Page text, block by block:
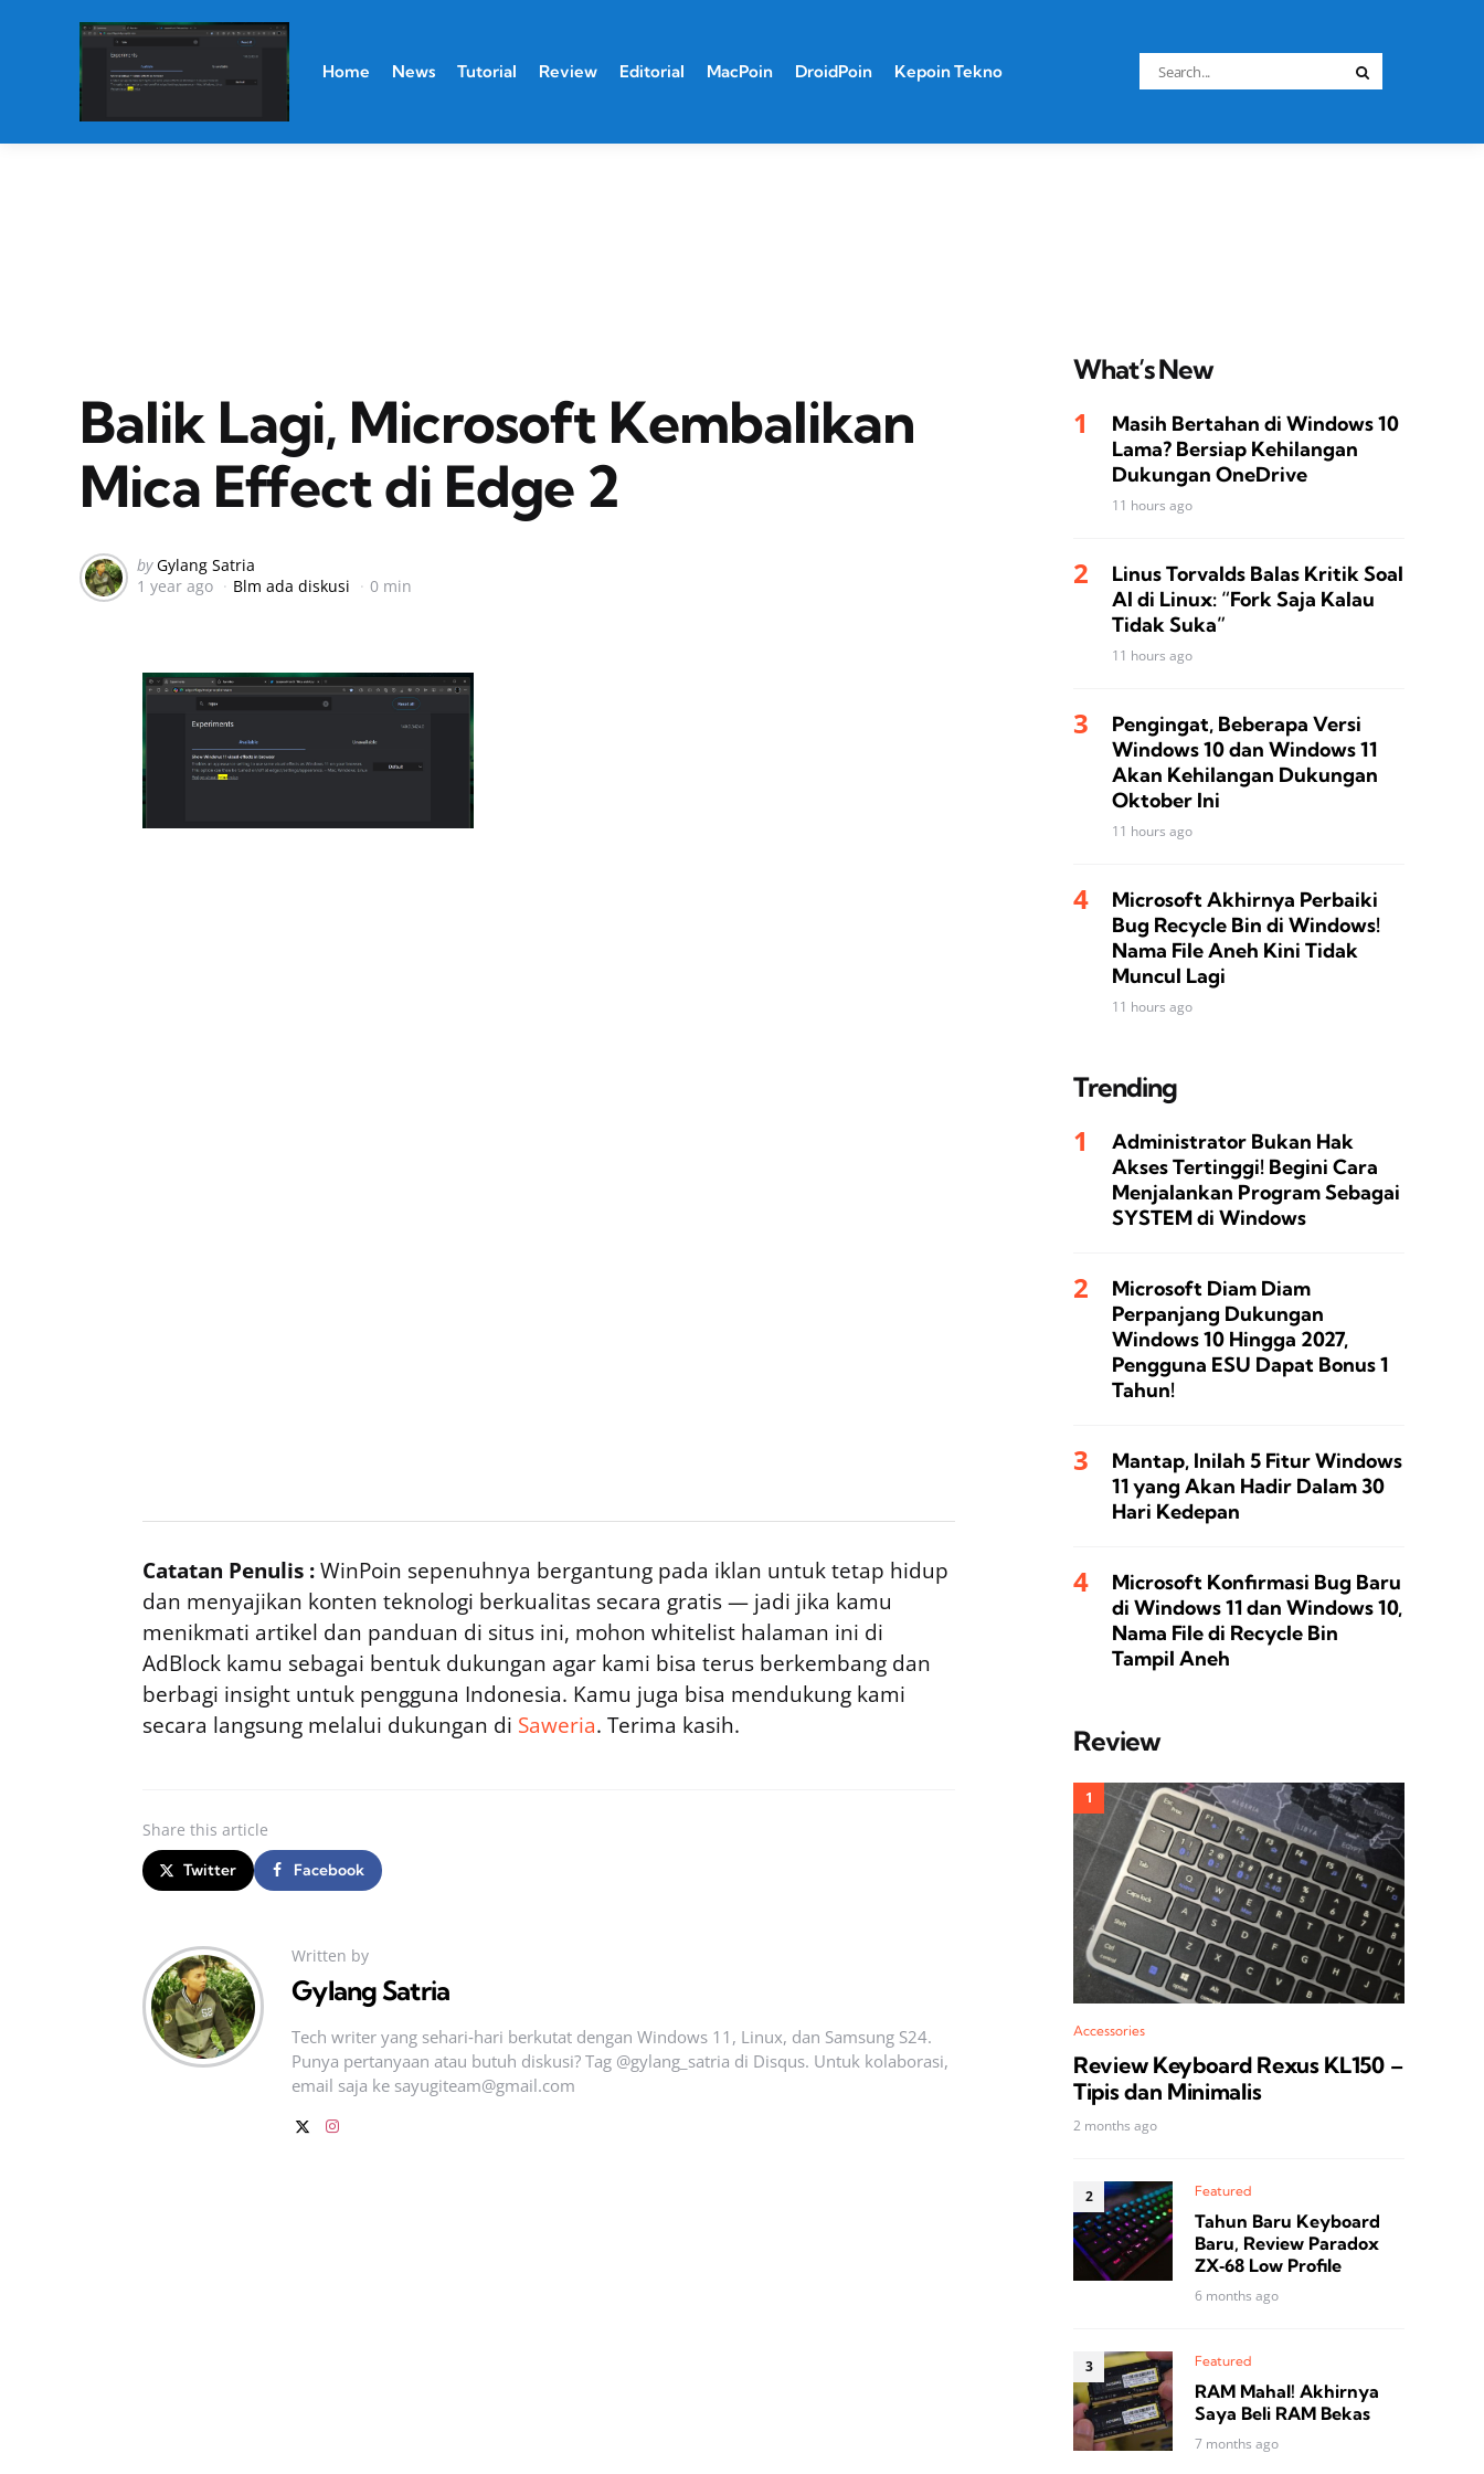
Home News Tutorial Review Editorial MacPoin DroidPoin Kepoin Tekno
Search
for:
Balik Lagi, Microsoft Kembalikan
Mica Effect di Edge 2
Posted
by
by Gylang Satria
1 year ago
Blm ada diskusi 0 min
Catatan Penulis :WinPoin sepenuhnya bergantung pada iklan untuk tetap hidup
dan menyajikan konten teknologi berkualitas secara gratis — jadi jika kamu
menikmati artikel dan panduan di situs ini, mohon whitelist halaman ini di
AdBlock kamu sebagai bentuk dukungan agar kami bisa terus berkembang dan
berbagi insight untuk pengguna Indonesia. Kamu juga bisa mendukung kami
secara langsung melalui dukungan di Saweria. Terima kasih.
Share this article
Twitter Facebook
Written by
Gylang Satria
Tech writer yang sehari‑hari berkutat dengan Windows 11, Linux, dan Samsung S24.
Punya pertanyaan atau butuh diskusi? Tag @gylang_satria di Disqus. Untuk kolaborasi,
email saja ke sayugiteam@gmail.com
What’s New
Masih Bertahan di Windows 10
Lama? Bersiap Kehilangan
Dukungan OneDrive
11 hours ago
Linus Torvalds Balas Kritik Soal
AI di Linux: “Fork Saja Kalau
Tidak Suka”
11 hours ago
Pengingat, Beberapa Versi
Windows 10 dan Windows 11
Akan Kehilangan Dukungan
Oktober Ini
11 hours ago
Microsoft Akhirnya Perbaiki
Bug Recycle Bin di Windows!
Nama File Aneh Kini Tidak
Muncul Lagi
11 hours ago
Trending
Administrator Bukan Hak
Akses Tertinggi! Begini Cara
Menjalankan Program Sebagai
SYSTEM di Windows
Microsoft Diam Diam
Perpanjang Dukungan
Windows 10 Hingga 2027,
Pengguna ESU Dapat Bonus 1
Tahun!
Mantap, Inilah 5 Fitur Windows
11 yang Akan Hadir Dalam 30
Hari Kedepan
Microsoft Konfirmasi Bug Baru
di Windows 11 dan Windows 10,
Nama File di Recycle Bin
Tampil Aneh
Review
Accessories
Review Keyboard Rexus KL150 –
Tipis dan Minimalis
2 months ago
Featured
Tahun Baru Keyboard
Baru, Review Paradox
ZX‑68 Low Profile
6 months ago
Featured
RAM Mahal! Akhirnya
Saya Beli RAM Bekas
7 months ago